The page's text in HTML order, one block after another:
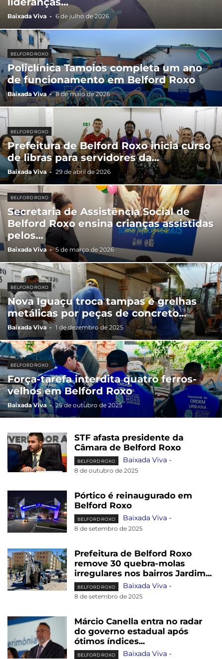
Baixada Viva - 6 de julho de 2026
BELFORD ROXO
Policlínica Tamoios completa um ano
de funcionamento em Belford Roxo
Baixada Viva - 8 de maio de 2026
BELFORD ROXO
Prefeitura de Belford Roxo inicia curso
de libras para servidores da...
Baixada Viva - 29 de abril de 2026
BELFORD ROXO
Secretaria de Assistência Social de
Belford Roxo ensina crianças assistidas
pelos...
Baixada Viva - 5 de março de 2026
BELFORD ROXO
Nova Iguaçu troca tampas e grelhas
metálicas por peças de concreto...
Baixada Viva - 1 de dezembro de 2025
BELFORD ROXO
Força-tarefa interdita quatro ferros-
velhos em Belford Roxo
Baixada Viva - 25 de outubro de 2025
STF afasta presidente da
Câmara de Belford Roxo
BELFORD ROXO Baixada Viva -
8 de outubro de 2025
Pórtico é reinaugurado em
Belford Roxo
BELFORD ROXO Baixada Viva -
8 de setembro de 2025
Prefeitura de Belford Roxo
remove 30 quebra-molas
irregulares nos bairros Jardim...
BELFORD ROXO Baixada Viva -
8 de setembro de 2025
Márcio Canella entra no radar
do governo estadual após
ótimos índices...
BELFORD ROXO Baixada Viva -